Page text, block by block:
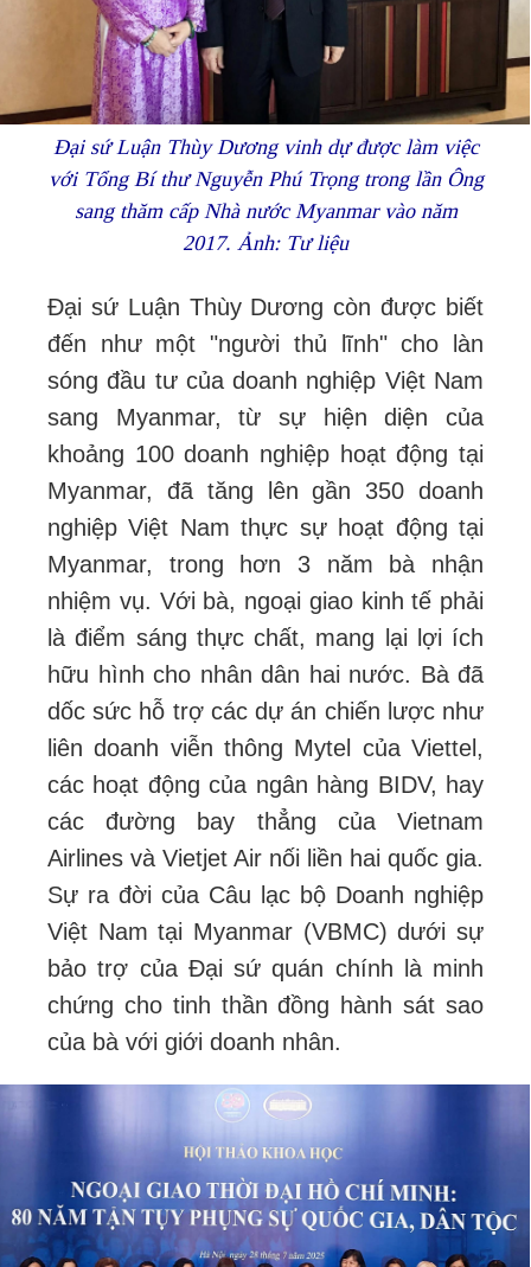
Đại sứ Luận Thùy Dương vinh dự được làm việc
với Tổng Bí thư Nguyễn Phú Trọng trong lần Ông
sang thăm cấp Nhà nước Myanmar vào năm
2017. Ảnh: Tư liệu
Đại sứ Luận Thùy Dương còn được biết
đến như một "người thủ lĩnh" cho làn
sóng đầu tư của doanh nghiệp Việt Nam
sang Myanmar, từ sự hiện diện của
khoảng 100 doanh nghiệp hoạt động tại
Myanmar, đã tăng lên gần 350 doanh
nghiệp Việt Nam thực sự hoạt động tại
Myanmar, trong hơn 3 năm bà nhận
nhiệm vụ. Với bà, ngoại giao kinh tế phải
là điểm sáng thực chất, mang lại lợi ích
hữu hình cho nhân dân hai nước. Bà đã
dốc sức hỗ trợ các dự án chiến lược như
liên doanh viễn thông Mytel của Viettel,
các hoạt động của ngân hàng BIDV, hay
các đường bay thẳng của Vietnam
Airlines và Vietjet Air nối liền hai quốc gia.
Sự ra đời của Câu lạc bộ Doanh nghiệp
Việt Nam tại Myanmar (VBMC) dưới sự
bảo trợ của Đại sứ quán chính là minh
chứng cho tinh thần đồng hành sát sao
của bà với giới doanh nhân.